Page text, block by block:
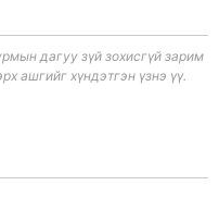
дагуу зүй зохисгүй зарим
ашгийг хүндэтгэн үзнэ үү.